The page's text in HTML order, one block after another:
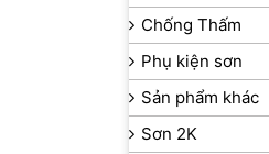
Chống Thấm
Phụ kiện sơn
Sản phẩm khác
Sơn 2K